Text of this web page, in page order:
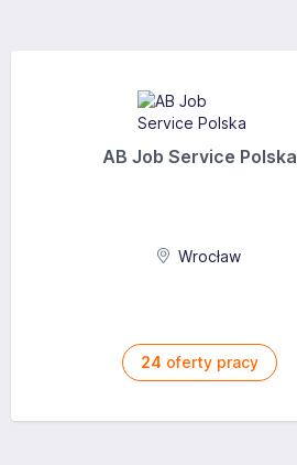
AB Job Service Polska
Wrocław
24 oferty pracy